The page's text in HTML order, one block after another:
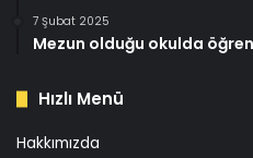
7 Şubat 2025
Mezun olduğu okulda
Hızlı Menü
Hakkımızda